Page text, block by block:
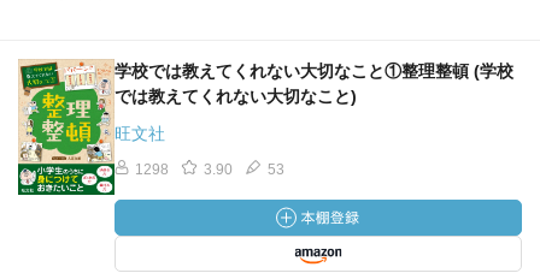
学校では教えてくれない大切なこと①整理整頓 (学校
では教えてくれない大切なこと)
旺文社
1298 3.90 53